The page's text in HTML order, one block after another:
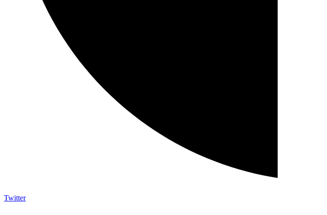
Twitter